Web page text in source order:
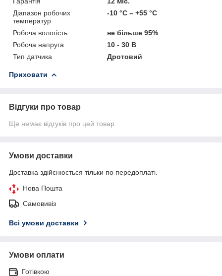
Діапазон робочих
температур
-10 °С – +55 °С
Робоча вологість
не більше 95%
Робоча напруга
10 - 30 В
Тип датчика
Дротовий
Приховати
Відгуки про товар
Ще немає відгуків про цей товар
Умови доставки
Доставка здійснюється тільки по передоплаті.
Нова Пошта
Самовивіз
Всі умови доставки
Умови оплати
Готівкою